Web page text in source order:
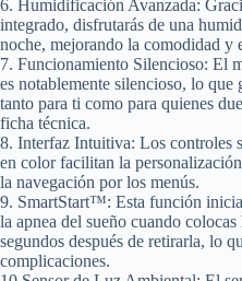
6. Humidificación Avanzada:
integrado, disfrutarás de una
noche, mejorando la comodidad y
7. Funcionamiento Silencioso: El
es notablemente silencioso, lo
tanto para ti como para quienes
ficha técnica.
8. Interfaz Intuitiva: Los controles
en color facilitan la
la navegación por los menús.
9. SmartStart™: Esta función
la apnea del sueño cuando
segundos después de retirarla, lo
complicaciones.